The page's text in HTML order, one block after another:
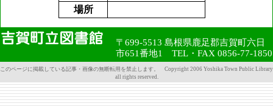
場所
〒699-5513 島根県鹿足郡吉賀町六日
市651番地1 TEL・FAX 0856-77-1850
このページに掲載している記事・画像の無断転用を禁止します。 Copyright 2006 Yoshika Town Public Library
all rights reserved.